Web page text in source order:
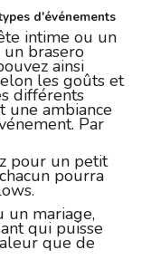
d'événements
intime ou un
un brasero
ainsi
les goûts et
différents
une ambiance
Par
pour un petit
pourra
un mariage,
qui puisse
que de